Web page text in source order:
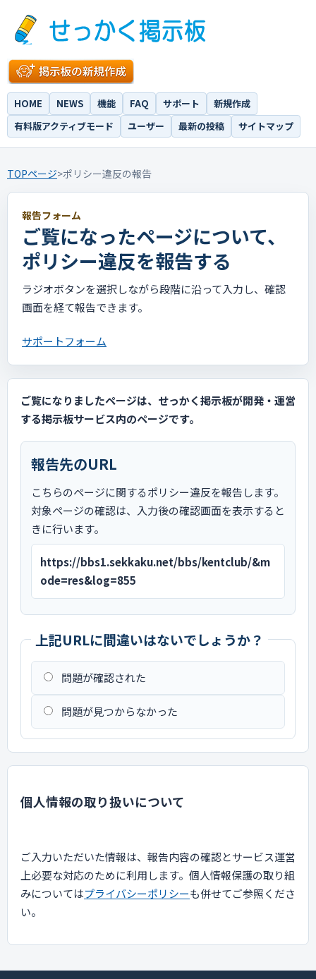
HOME NEWS 機能 FAQ サポート
新規作成
有料版アクティブモード
ユーザー 最新の投稿 サイトマップ
TOPページ>ポリシー違反の報告
報告フォーム
ご覧になったページについて、
ポリシー違反を報告する
ラジオボタンを選択しながら段階に沿って入力し、確認
画面を経て報告できます。
サポートフォーム
ご覧になりましたページは、せっかく掲示板が開発・運営
する掲示板サービス内のページです。
報告先のURL
こちらのページに関するポリシー違反を報告します。
対象ページの確認は、入力後の確認画面を表示すると
きに行います。
https://bbs1.sekkaku.net/bbs/kentclub/&m
ode=res&log=855
上記URLに間違いはないでしょうか？
問題が確認された
問題が見つからなかった
個人情報の取り扱いについて
ご入力いただいた情報は、報告内容の確認とサービス運営
上必要な対応のために利用します。個人情報保護の取り組
みについてはプライバシーポリシーも併せてご参照くださ
い。